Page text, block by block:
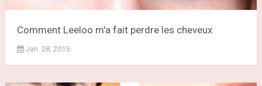
Comment Leeloo m'a fait perdre les cheveux
Jan. 28, 2015